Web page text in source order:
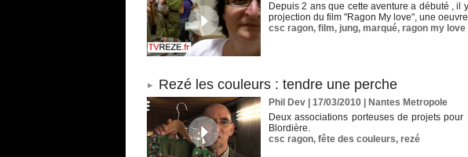
Depuis 2 ans que cette aventure a débuté ,
projection du film "Ragon My love", une
csc ragon, film, jung, marqué, ragon my love
Rezé les couleurs : tendre une perche
Phil Dev | 17/03/2010
Nantes Metropole
Deux associations porteuses de projets
Blordière.
csc ragon, fête des couleurs, rezé